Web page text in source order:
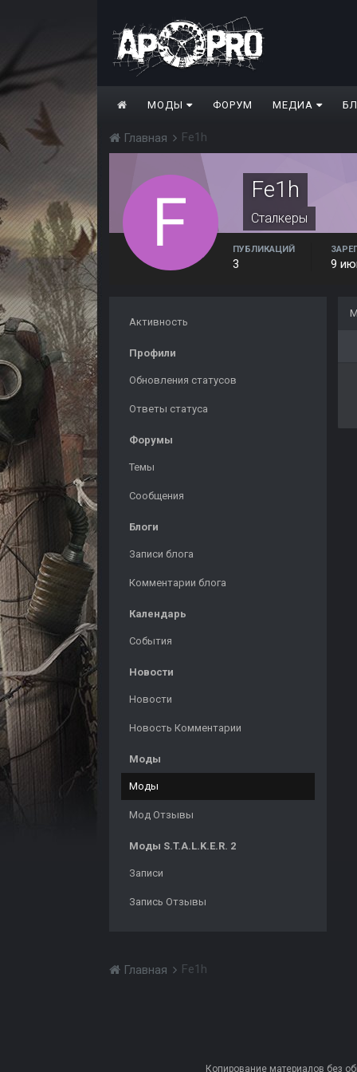
МОДЫ ФОРУМ МЕДИА
Главная Fe1h
Fe1h
Сталкеры
ПУБЛИКАЦИЙ
3 9
Активность
Профили
Обновления статусов
Ответы статуса
Форумы
Темы
Сообщения
Блоги
Записи блога
Комментарии блога
Календарь
События
Новости
Новости
Новость Комментарии
Моды
Моды
Мод Отзывы
Моды S.T.A.L.K.E.R. 2
Записи
Запись Отзывы
Главная Fe1h
Копирование материалов без